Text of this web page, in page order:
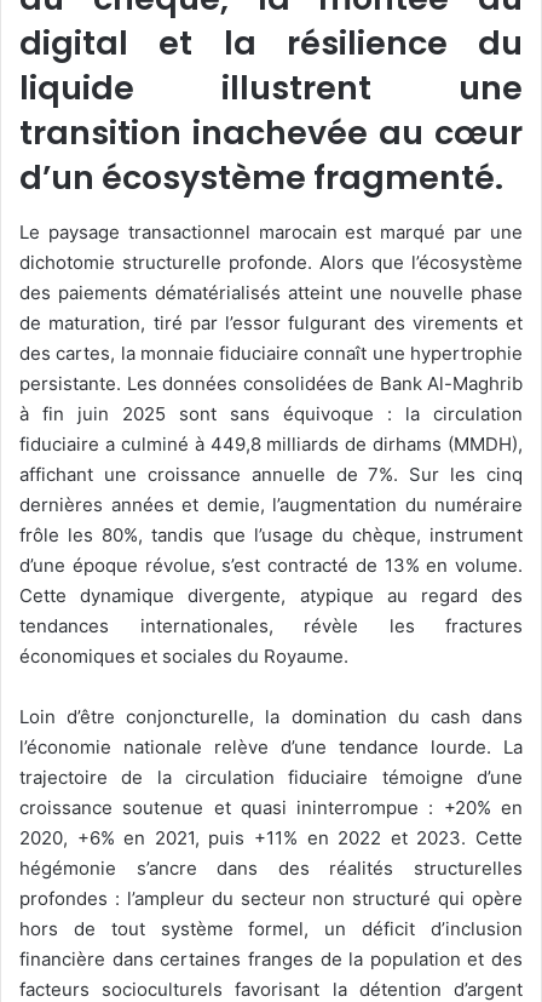
digital et la résilience du
liquide illustrent une
transition inachevée au cœur
d’un écosystème fragmenté.
Le paysage transactionnel marocain est marqué par une
dichotomie structurelle profonde. Alors que l’écosystème
des paiements dématérialisés atteint une nouvelle phase
de maturation, tiré par l’essor fulgurant des virements et
des cartes, la monnaie fiduciaire connaît une hypertrophie
persistante. Les données consolidées de Bank Al-Maghrib
à fin juin 2025 sont sans équivoque : la circulation
fiduciaire a culminé à 449,8 milliards de dirhams (MMDH),
affichant une croissance annuelle de 7%. Sur les cinq
dernières années et demie, l’augmentation du numéraire
frôle les 80%, tandis que l’usage du chèque, instrument
d’une époque révolue, s’est contracté de 13% en volume.
Cette dynamique divergente, atypique au regard des
tendances internationales, révèle les fractures
économiques et sociales du Royaume.
Loin d’être conjoncturelle, la domination du cash dans
l’économie nationale relève d’une tendance lourde. La
trajectoire de la circulation fiduciaire témoigne d’une
croissance soutenue et quasi ininterrompue : +20% en
2020, +6% en 2021, puis +11% en 2022 et 2023. Cette
hégémonie s’ancre dans des réalités structurelles
profondes : l’ampleur du secteur non structuré qui opère
hors de tout système formel, un déficit d’inclusion
financière dans certaines franges de la population et des
facteurs socioculturels favorisant la détention d’argent